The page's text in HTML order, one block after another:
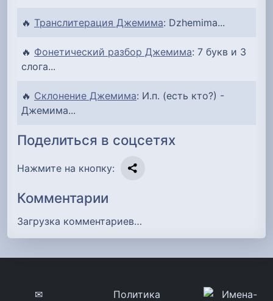
🔥 Транслитерация Джемима: Dzhemima...
🔥 Фонетический разбор Джемима: 7 букв и 3
слога...
🔥 Склонение Джемима: И.п. (есть кто?) -
Джемима...
Поделиться в соцсетях
Нажмите на кнопку:
Комментарии
Загрузка комментариев…
✉ Политика